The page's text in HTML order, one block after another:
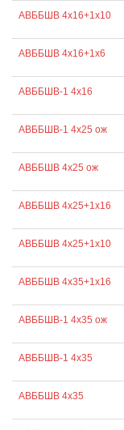
АВББШВ 4х16+1х10
АВББШВ 4х16+1х6
АВББШВ-1 4х16
АВББШВ-1 4х25 ож
АВББШВ 4х25 ож
АВББШВ 4х25+1х16
АВББШВ 4х25+1х10
АВББШВ 4х35+1х16
АВББШВ-1 4х35 ож
АВББШВ-1 4х35
АВББШВ 4х35